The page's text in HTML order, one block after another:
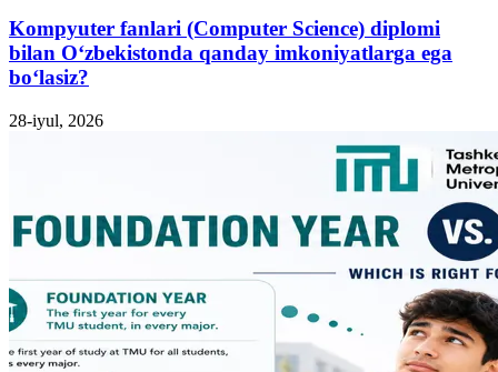
Kompyuter fanlari (Computer Science) diplomi
bilan O‘zbekistonda qanday imkoniyatlarga ega
bo‘lasiz?
28-iyul, 2026